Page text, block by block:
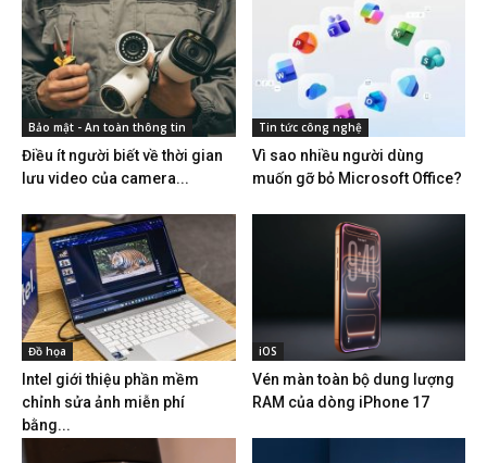
Bảo mật - An toàn thông tin
Điều ít người biết về thời gian
lưu video của camera...
Tin tức công nghệ
Vì sao nhiều người dùng
muốn gỡ bỏ Microsoft Office?
Đồ họa
Intel giới thiệu phần mềm
chỉnh sửa ảnh miễn phí
bằng...
iOS
Vén màn toàn bộ dung lượng
RAM của dòng iPhone 17